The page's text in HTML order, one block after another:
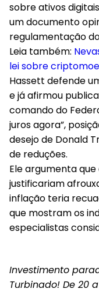
sobre ativos
um documento
regulamentação
Leia também:
lei sobre
Hassett defende
e já afirmou
comando do
juros agora”,
desejo de Donald
de reduções.
Ele argumenta
justificariam
inflação teria
que mostram os
especialistas
Investimento
Turbinado! De 20